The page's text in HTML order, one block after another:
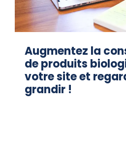
Augmentez la
de produits
votre site et
grandir !